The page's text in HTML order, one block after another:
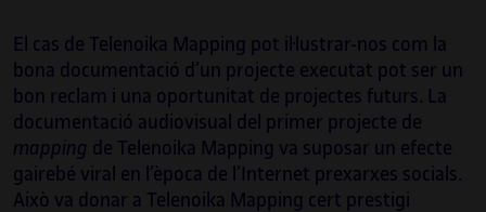
El cas de Telenoika Mapping pot il·lustrar-nos com la
bona documentació d’un projecte executat pot ser un
bon reclam i una oportunitat de projectes futurs. La
documentació audiovisual del primer projecte de
mapping de Telenoika Mapping va suposar un efecte
gairebé viral en l’època de l’Internet prexarxes socials.
Això va donar a Telenoika Mapping cert prestigi
Vilanova també ha estat implicat en
l’educació durant tota la seva trajectòria
artística. Ha estat professor permanent en
diverses universitats catalanes durant més
de quinze anys i ha fet créixer les noves
generacions d’artistes multimèdia. Podeu
veure més informació sobre els seus
projectes a: